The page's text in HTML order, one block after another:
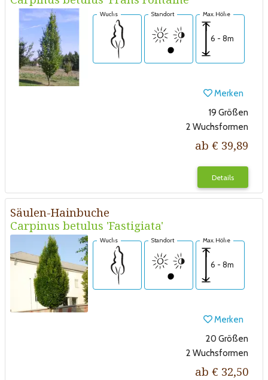
Wuchs Standort Max. Höhe
6 - 8m
Merken
19 Größen
2 Wuchsformen
ab € 39,89
Details
Säulen-Hainbuche
Carpinus betulus 'Fastigiata'
Wuchs Standort Max. Höhe
6 - 8m
Merken
20 Größen
2 Wuchsformen
ab € 32,50